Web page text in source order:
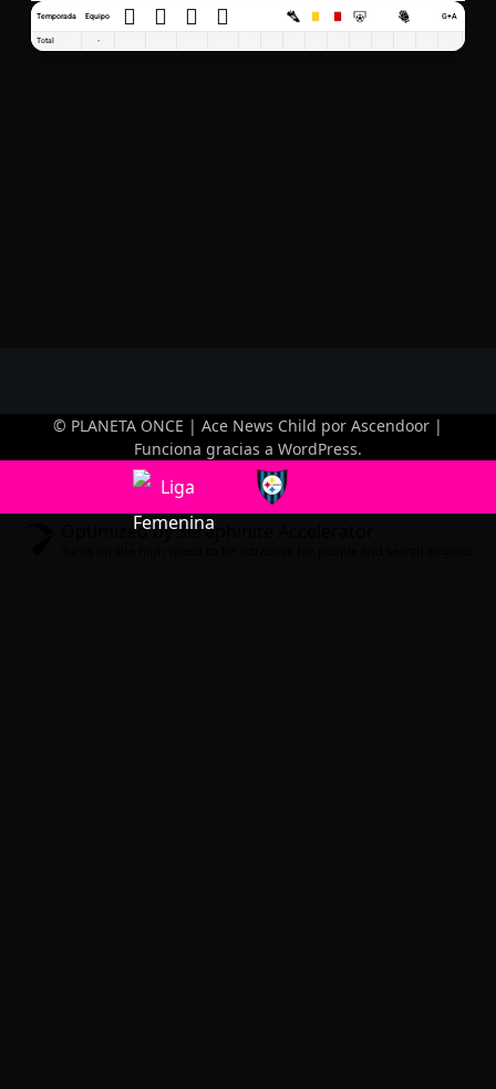
Temporada Equipo G+A
Total -
© PLANETA ONCE | Ace News Child por Ascendoor |
Funciona gracias a WordPress.
Optimized by Seraphinite Accelerator